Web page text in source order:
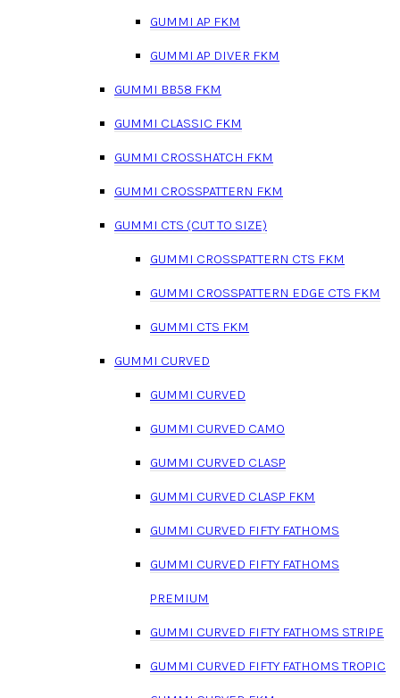
GUMMI AP FKM
GUMMI AP DIVER FKM
GUMMI BB58 FKM
GUMMI CLASSIC FKM
GUMMI CROSSHATCH FKM
GUMMI CROSSPATTERN FKM
GUMMI CTS (CUT TO SIZE)
GUMMI CROSSPATTERN CTS FKM
GUMMI CROSSPATTERN EDGE CTS FKM
GUMMI CTS FKM
GUMMI CURVED
GUMMI CURVED
GUMMI CURVED CAMO
GUMMI CURVED CLASP
GUMMI CURVED CLASP FKM
GUMMI CURVED FIFTY FATHOMS
GUMMI CURVED FIFTY FATHOMS
PREMIUM
GUMMI CURVED FIFTY FATHOMS STRIPE
GUMMI CURVED FIFTY FATHOMS TROPIC